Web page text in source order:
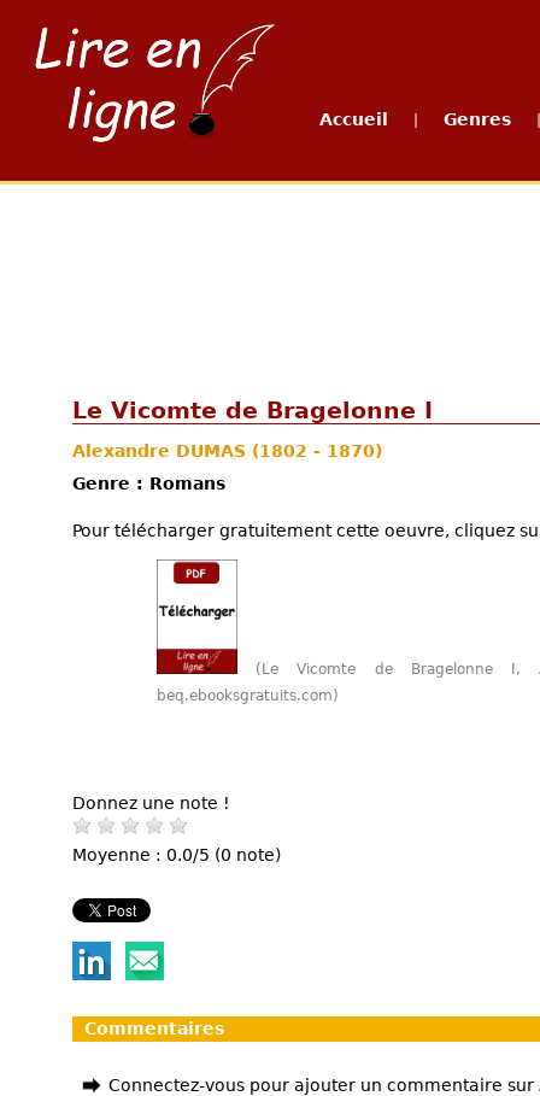
Accueil Genres
Le Vicomte de Bragelonne I
Alexandre DUMAS (1802 - 1870)
Genre : Romans
Pour télécharger gratuitement cette oeuvre, cliquez
(Le Vicomte de Bragelonne I,
beq.ebooksgratuits.com)
Donnez une note !
Moyenne : 0.0/5 (0 note)
Commentaires
Connectez-vous pour ajouter un commentaire sur